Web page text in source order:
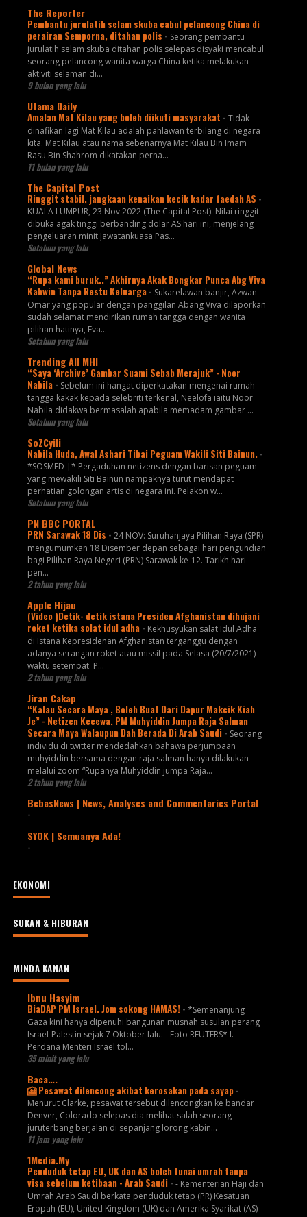
The Reporter
Pembantu jurulatih selam skuba cabul pelancong China di
perairan Semporna, ditahan polis - Seorang pembantu
jurulatih selam skuba ditahan polis selepas disyaki mencabul
seorang pelancong wanita warga China ketika melakukan
aktiviti selaman di...
9 bulan yang lalu
Utama Daily
Amalan Mat Kilau yang boleh diikuti masyarakat - Tidak
dinafikan lagi Mat Kilau adalah pahlawan terbilang di negara
kita. Mat Kilau atau nama sebenarnya Mat Kilau Bin Imam
Rasu Bin Shahrom dikatakan perna...
11 bulan yang lalu
The Capital Post
Ringgit stabil, jangkaan kenaikan kecik kadar faedah AS -
KUALA LUMPUR, 23 Nov 2022 (The Capital Post): Nilai ringgit
dibuka agak tinggi berbanding dolar AS hari ini, menjelang
pengeluaran minit Jawatankuasa Pas...
Setahun yang lalu
Global News
“Rupa kami buruk..” Akhirnya Akak Bongkar Punca Abg Viva
Kahwin Tanpa Restu Keluarga - Sukarelawan banjir, Azwan
Omar yang popular dengan panggilan Abang Viva dilaporkan
sudah selamat mendirikan rumah tangga dengan wanita
pilihan hatinya, Eva...
Setahun yang lalu
Trending All MHI
“Saya ‘Archive’ Gambar Suami Sebab Merajuk” - Noor
Nabila - Sebelum ini hangat diperkatakan mengenai rumah
tangga kakak kepada selebriti terkenal, Neelofa iaitu Noor
Nabila didakwa bermasalah apabila memadam gambar ...
Setahun yang lalu
SoZCyili
Nabila Huda, Awal Ashari Tibai Peguam Wakili Siti Bainun. -
*SOSMED |* Pergaduhan netizens dengan barisan peguam
yang mewakili Siti Bainun nampaknya turut mendapat
perhatian golongan artis di negara ini. Pelakon w...
Setahun yang lalu
PN BBC PORTAL
PRN Sarawak 18 Dis - 24 NOV: Suruhanjaya Pilihan Raya (SPR)
mengumumkan 18 Disember depan sebagai hari pengundian
bagi Pilihan Raya Negeri (PRN) Sarawak ke-12. Tarikh hari
pen...
2 tahun yang lalu
Apple Hijau
(Video )Detik- detik istana Presiden Afghanistan dihujani
roket ketika solat idul adha - Kekhusyukan salat Idul Adha
di Istana Kepresidenan Afghanistan terganggu dengan
adanya serangan roket atau missil pada Selasa (20/7/2021)
waktu setempat. P...
2 tahun yang lalu
Jiran Cakap
“Kalau Secara Maya , Boleh Buat Dari Dapur Makcik Kiah
Je” - Netizen Kecewa, PM Muhyiddin Jumpa Raja Salman
Secara Maya Walaupun Dah Berada Di Arab Saudi - Seorang
individu di twitter mendedahkan bahawa perjumpaan
muhyiddin bersama dengan raja salman hanya dilakukan
melalui zoom “Rupanya Muhyiddin jumpa Raja...
2 tahun yang lalu
BebasNews | News, Analyses and Commentaries Portal
-
SYOK | Semuanya Ada!
-
EKONOMI
SUKAN & HIBURAN
MINDA KANAN
Ibnu Hasyim
BiaDAP PM Israel. Jom sokong HAMAS! - *Semenanjung
Gaza kini hanya dipenuhi bangunan musnah susulan perang
Israel-Palestin sejak 7 Oktober lalu. - Foto REUTERS* I.
Perdana Menteri Israel tol...
35 minit yang lalu
Baca….
🎦 Pesawat dilencong akibat kerosakan pada sayap -
Menurut Clarke, pesawat tersebut dilencongkan ke bandar
Denver, Colorado selepas dia melihat salah seorang
juruterbang berjalan di sepanjang lorong kabin...
11 jam yang lalu
1Media.My
Penduduk tetap EU, UK dan AS boleh tunai umrah tanpa
visa sebelum ketibaan - Arab Saudi - - Kementerian Haji dan
Umrah Arab Saudi berkata penduduk tetap (PR) Kesatuan
Eropah (EU), United Kingdom (UK) dan Amerika Syarikat (AS)